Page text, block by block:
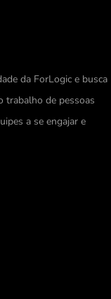
da ForLogic e busca
trabalho de pessoas
a se engajar e